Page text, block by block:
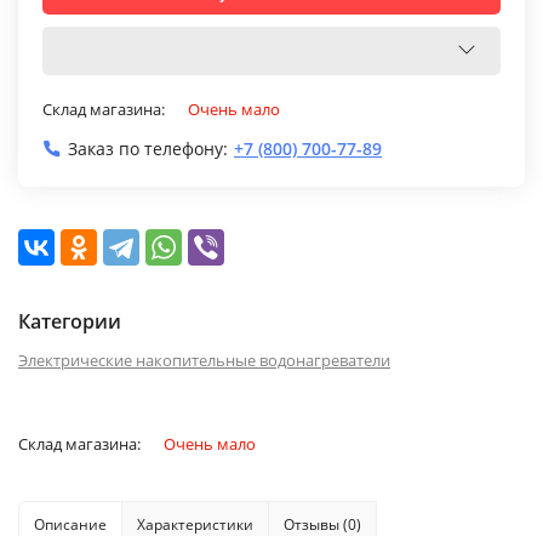
Склад магазина: Очень мало
Заказ по телефону: +7 (800) 700-77-89
Категории
Электрические накопительные водонагреватели
Склад магазина: Очень мало
Описание Характеристики Отзывы (0)